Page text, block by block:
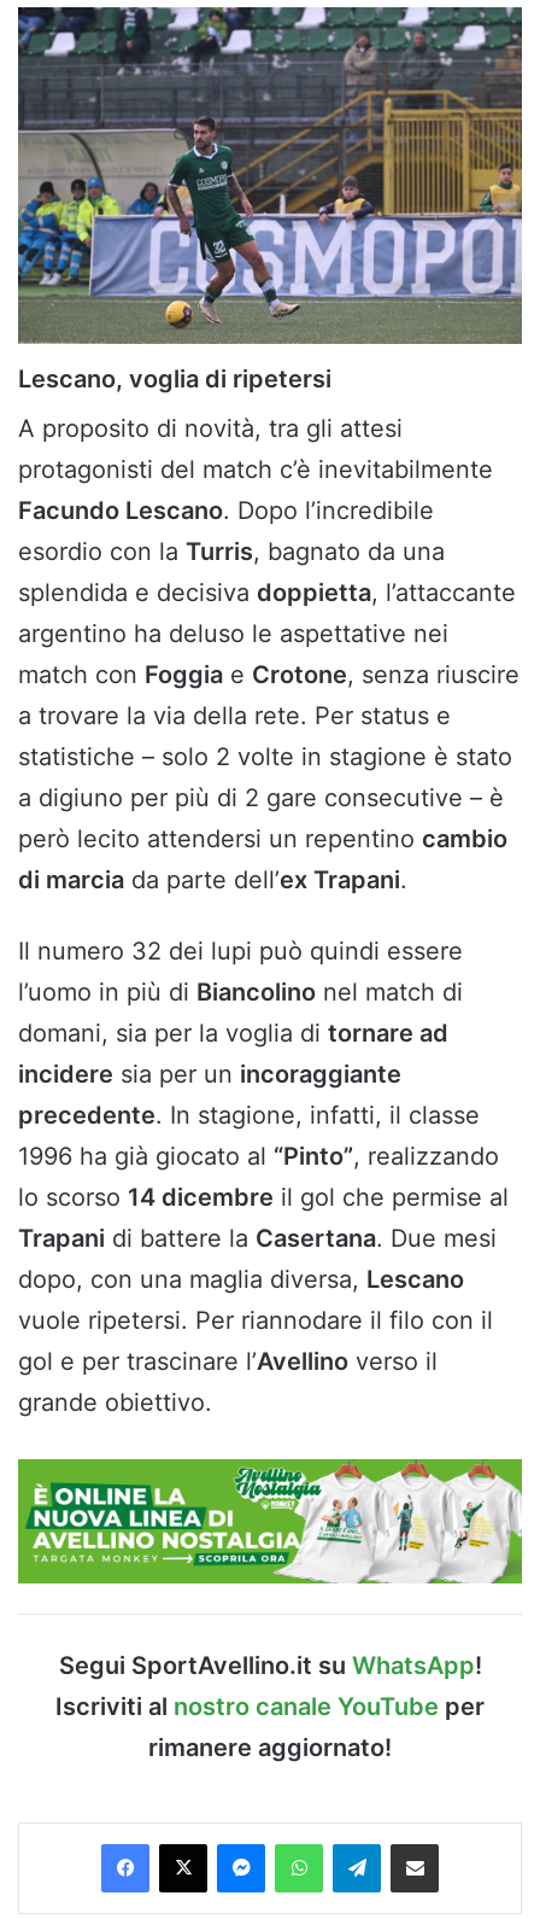
Lescano, voglia di ripetersi
A proposito di novità, tra gli attesi
protagonisti del match c’è inevitabilmente
Facundo Lescano. Dopo l’incredibile
esordio con la Turris, bagnato da una
splendida e decisiva doppietta, l’attaccante
argentino ha deluso le aspettative nei
match con Foggia e Crotone, senza riuscire
a trovare la via della rete. Per status e
statistiche – solo 2 volte in stagione è stato
a digiuno per più di 2 gare consecutive – è
però lecito attendersi un repentino cambio
di marcia da parte dell’ex Trapani.
Il numero 32 dei lupi può quindi essere
l’uomo in più di Biancolino nel match di
domani, sia per la voglia di tornare ad
incidere sia per un incoraggiante
precedente. In stagione, infatti, il classe
1996 ha già giocato al “Pinto”, realizzando
lo scorso 14 dicembre il gol che permise al
Trapani di battere la Casertana. Due mesi
dopo, con una maglia diversa, Lescano
vuole ripetersi. Per riannodare il filo con il
gol e per trascinare l’Avellino verso il
grande obiettivo.
Segui SportAvellino.it su WhatsApp!
Iscriviti al nostro canale YouTube per
rimanere aggiornato!
Facebook
X MessengerWhatsAppTelegramCondividi via Email